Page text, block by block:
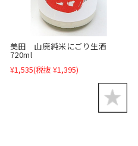
美田 山廃純米にごり生酒
720ml
¥1,535(税抜 ¥1,395)